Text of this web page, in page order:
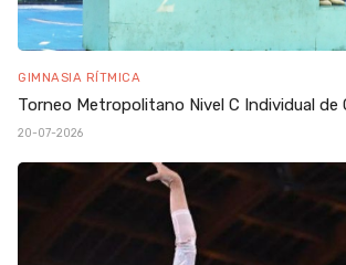
GIMNASIA RÍTMICA
Torneo Metropolitano Nivel C Individual de
20-07-2026